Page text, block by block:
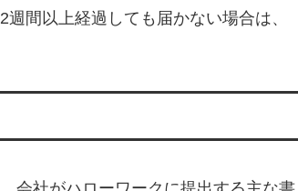
間以上経過しても届かない場合は、